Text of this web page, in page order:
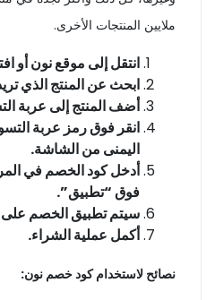
ملايين المنتجات الأخرى.
انتقل إلى موقع نون أو
ابحث عن المنتج الذي
أضف المنتج إلى عربة
انقر فوق رمز عربة
اليمنى من الشاشة.
أدخل كود الخصم في
فوق “تطبيق”.
سيتم تطبيق الخصم
أكمل عملية الشراء.
نصائح لاستخدام كود خصم نون: